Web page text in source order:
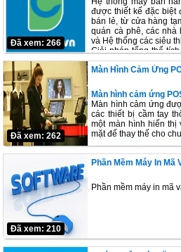
Dễ sử dụng, chính xác,
Tốc độ giao dịch
Tính tiện dụng cao.
Tăng hiệu quả làm
được thiết kế đặc biệt
bán lẻ, từ cửa hàng
quán cà phê, các nhà
và Hệ thống các siêu
Giải pháp tổng thể
one, các thiết bị bán
tiền,Màn hình cảm
mang nhãn hiệu nổi
kèm, đáp ứng mọi yêu
Đã xem: 266
Màn hình cảm ứng
Màn hình cảm ứng
các thiết bị cầm tay
một màn hình hiển thị
mặt để thay thế cho
Đã xem: 262
Màn Hình Cảm Ứng
Phần mềm máy in mã
Đã xem: 210
Phần Mềm Máy In Mã